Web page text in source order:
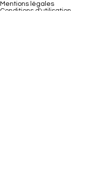
Mentions légales
Conditions d'utilisation